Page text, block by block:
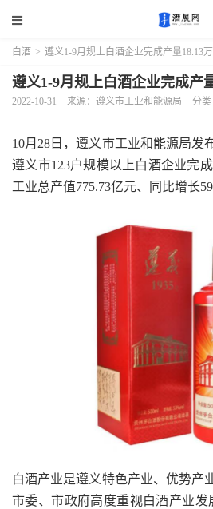
白酒 > 遵义1-9月规上白酒企业完成产量18.13
遵义1-9月规上白酒企业完成产
2022-10-31 来源：遵义市工业和能源局 分类
10月28日，遵义市工业和能源局发
遵义市123户规模以上白酒企业完
工业总产值775.73亿元、同比增长
白酒产业是遵义特色产业、优势产
市委、市政府高度重视白酒产业发